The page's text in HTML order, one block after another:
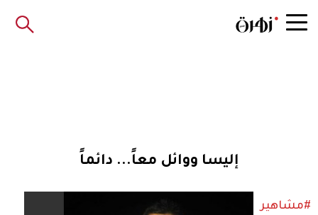
إليسا ووائل معاً... دائماً
#مشاهير